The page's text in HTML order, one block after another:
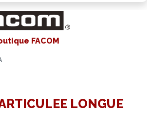
FACOM
LONGUE